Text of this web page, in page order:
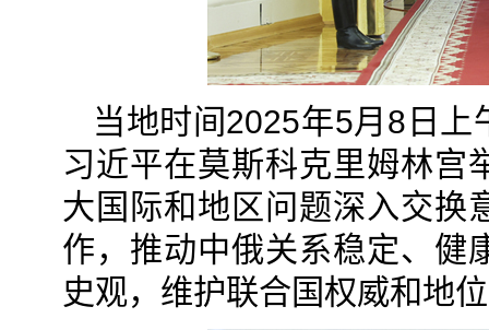
当地时间2025年5月8日
习近平在莫斯科克里姆林宫
大国际和地区问题深入交换
作，推动中俄关系稳定、健
史观，维护联合国权威和地